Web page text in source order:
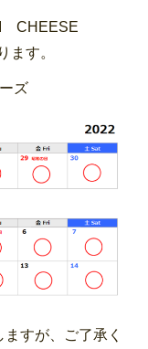
CHEESE
ます。
ズ
すが、ご了承く